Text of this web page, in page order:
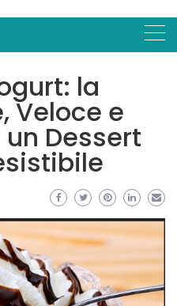
la
Veloce e
Dessert